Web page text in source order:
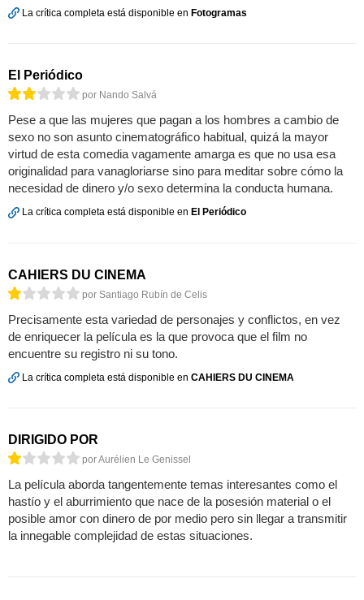
La crítica completa está disponible en Fotogramas
El Periódico
por Nando Salvá
Pese a que las mujeres que pagan a los hombres a cambio de
sexo no son asunto cinematográfico habitual, quizá la mayor
virtud de esta comedia vagamente amarga es que no usa esa
originalidad para vanagloriarse sino para meditar sobre cómo la
necesidad de dinero y/o sexo determina la conducta humana.
La crítica completa está disponible en El Periódico
CAHIERS DU CINEMA
por Santiago Rubín de Celis
Precisamente esta variedad de personajes y conflictos, en vez
de enriquecer la película es la que provoca que el film no
encuentre su registro ni su tono.
La crítica completa está disponible en CAHIERS DU CINEMA
DIRIGIDO POR
por Aurélien Le Genissel
La película aborda tangentemente temas interesantes como el
hastío y el aburrimiento que nace de la posesión material o el
posible amor con dinero de por medio pero sin llegar a transmitir
la innegable complejidad de estas situaciones.